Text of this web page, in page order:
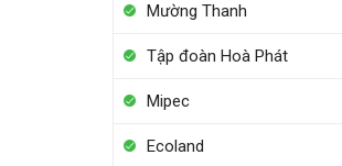
Mường Thanh
Tập đoàn Hoà Phát
Mipec
Ecoland